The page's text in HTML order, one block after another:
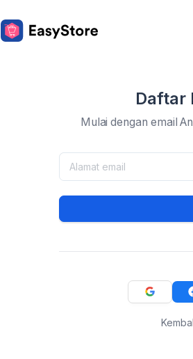
Daftar
Mulai dengan email